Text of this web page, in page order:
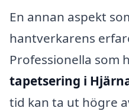
En annan aspekt
hantverkarens
Professionella som
tapetsering i
tid kan ta ut högre